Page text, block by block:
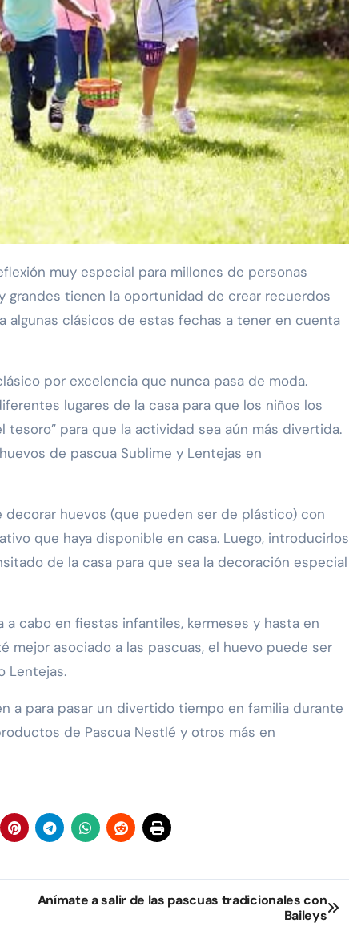
grandes tienen la oportunidad de crear recuerdos
algunas clásicos de estas fechas a tener en cuenta
por excelencia que nunca pasa de moda.
lugares de la casa para que los niños los
para que la actividad sea aún más divertida.
de pascua Sublime y Lentejas en
decorar huevos (que pueden ser de plástico) con
que haya disponible en casa. Luego, introducirlos
de la casa para que sea la decoración especial
a cabo en fiestas infantiles, kermeses y hasta en
mejor asociado a las pascuas, el huevo puede ser
Lentejas.
a para pasar un divertido tiempo en familia durante
de Pascua Nestlé y otros más en
Anímate a salir de las pascuas tradicionales con
Baileys